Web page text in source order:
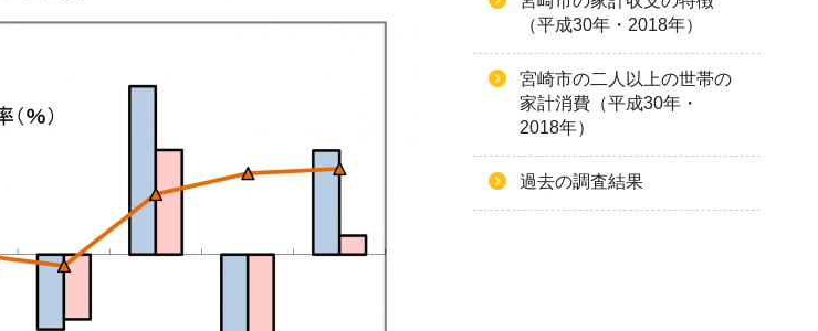
（平成30年・2018年）
宮崎市の二人以上の世帯の
家計消費（平成30年・
2018年）
過去の調査結果